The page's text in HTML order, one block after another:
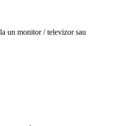
un monitor / televizor sau